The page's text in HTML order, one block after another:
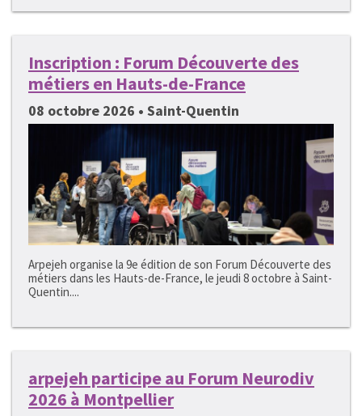
Inscription : Forum Découverte des
métiers en Hauts-de-France
08 octobre 2026 • Saint-Quentin
Arpejeh organise la 9e édition de son Forum Découverte des
métiers dans les Hauts-de-France, le jeudi 8 octobre à Saint-
Quentin....
arpejeh participe au Forum Neurodiv
2026 à Montpellier